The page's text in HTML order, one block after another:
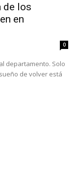
de los
en
0
departamento. Solo
de volver está